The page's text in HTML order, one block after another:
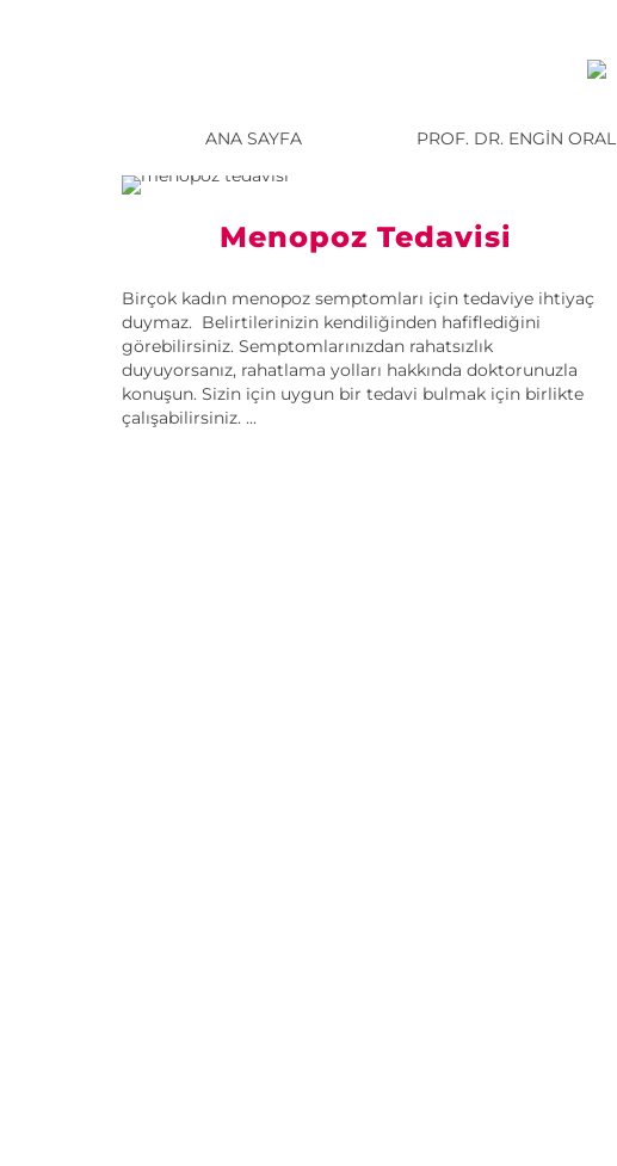
ANA SAYFA PROF. DR. ENGIN ORAL
Menopoz Tedavisi
Birçok kadın menopoz semptomları için tedaviye ihtiyaç
duymaz. Belirtilerinizin kendiliğinden hafiflediğini
görebilirsiniz. Semptomlarınızdan rahatsızlık
duyuyorsanız, rahatlama yolları hakkında doktorunuzla
konuşun. Sizin için uygun bir tedavi bulmak için birlikte
çalışabilirsiniz. ...